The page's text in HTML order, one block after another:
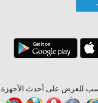
للعرض على أحدث